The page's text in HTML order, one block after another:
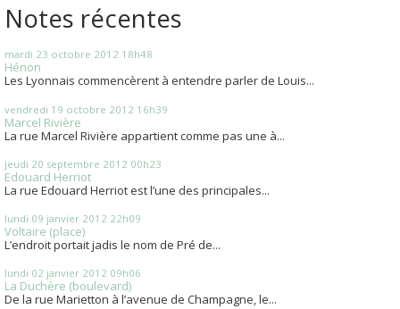
Notes récentes
mardi 23 octobre 2012 18h48
Hénon
Les Lyonnais commencèrent à entendre parler de Louis...
vendredi 19 octobre 2012 16h39
Marcel Rivière
La rue Marcel Rivière appartient comme pas une à...
jeudi 20 septembre 2012 00h23
Edouard Herriot
La rue Edouard Herriot est l’une des principales...
lundi 09 janvier 2012 22h09
Voltaire (place)
L’endroit portait jadis le nom de Pré de...
lundi 02 janvier 2012 09h06
La Duchère (boulevard)
De la rue Marietton à l’avenue de Champagne, le...